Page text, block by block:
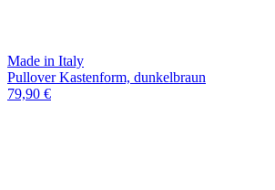
Made in Italy
Pullover Kastenform, dunkelbraun
79,90 €